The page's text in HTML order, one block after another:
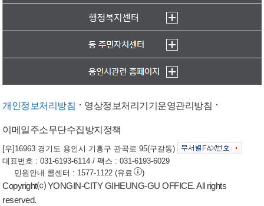
개인정보처리방침 영상정보처리기기운영관리방침
이메일주소무단수집방지정책
[우]16963 경기도 용인시 기흥구 관곡로 95(구갈동)
대표번호 : 031-6193-6114 / 팩스 : 031-6193-6029
민원안내 콜센터 : 1577-1122 (유료
)
Copyright⒞ YONGIN-CITY GIHEUNG-GU OFFICE. All rights
reserved.